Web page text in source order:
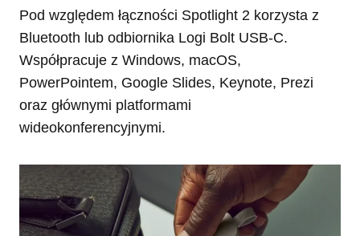
Pod względem łączności Spotlight 2 korzysta z
Bluetooth lub odbiornika Logi Bolt USB-C.
Współpracuje z Windows, macOS,
PowerPointem, Google Slides, Keynote, Prezi
oraz głównymi platformami
wideokonferencyjnymi.